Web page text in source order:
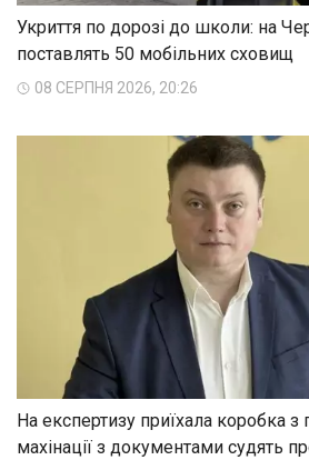
Укриття по дорозі до школи: на
поставлять 50 мобільних сховищ
08 СЕРПНЯ 2026, 20:26
На експертизу приїхала коробка з
махінації з документами судять